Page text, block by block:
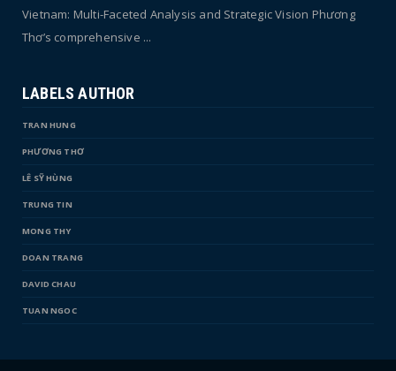
Vietnam: Multi-Faceted Analysis and Strategic Vision Phương
Thơ’s comprehensive ...
LABELS AUTHOR
TRAN HUNG
PHƯƠNG THƠ
LÊ SỸ HÙNG
TRUNG TIN
MONG THY
DOAN TRANG
DAVID CHAU
TUAN NGOC